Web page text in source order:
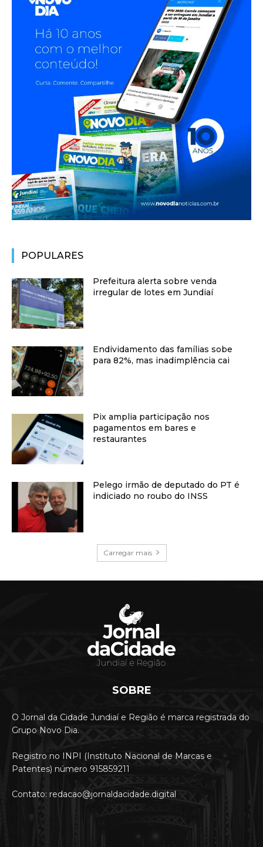
POPULARES
Prefeitura alerta sobre venda
irregular de lotes em Jundiaí
Endividamento das famílias sobe
para 82%, mas inadimplência cai
Pix amplia participação nos
pagamentos em bares e
restaurantes
Pelego irmão de deputado do PT é
indiciado no roubo do INSS
Carregar mais
SOBRE
O Jornal da Cidade Jundiaí e Região é marca registrada do
Grupo Novo Dia.
Registro no INPI (Instituto Nacional de Marcas e
Patentes) número 915859211
Contato: redacao@jornaldacidade.digital